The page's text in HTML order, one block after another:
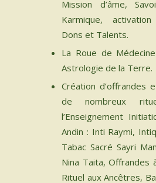
Mission d’âme,
Karmique,
Dons et Talents.
La Roue de
Astrologie de la Terre.
Création d’offrandes
de nombreux
l’Enseignement
Andin : Inti Raymi,
Tabac Sacré Sayri
Nina Taita, Offrandes
Rituel aux Ancêtres,